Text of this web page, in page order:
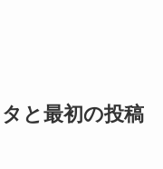
と最初の投稿